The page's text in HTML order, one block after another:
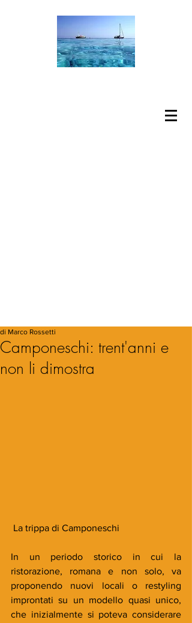
Camponeschi: trent'anni e
non li dimostra
di Marco Rossetti
La trippa di Camponeschi
In un periodo storico in cui la
ristorazione, romana e non solo, va
proponendo nuovi locali o restyling
improntati su un modello quasi unico,
che inizialmente si poteva considerare